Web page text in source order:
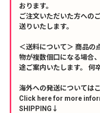
おります。
ご注文いただいた方への
送りいたします。
＜送料について＞ 商品の
物が複数個口になる場合
途ご案内いたします。 何
海外への発送については
Click here for more
SHIPPING↓